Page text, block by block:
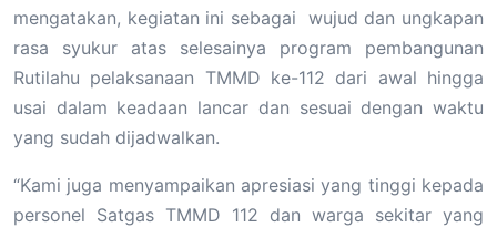
mengatakan, kegiatan ini sebagai wujud dan ungkapan
rasa syukur atas selesainya program pembangunan
Rutilahu pelaksanaan TMMD ke-112 dari awal hingga
usai dalam keadaan lancar dan sesuai dengan waktu
yang sudah dijadwalkan.
“Kami juga menyampaikan apresiasi yang tinggi kepada
personel Satgas TMMD 112 dan warga sekitar yang